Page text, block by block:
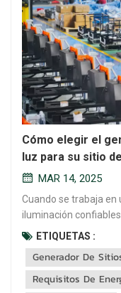
Cómo elegir el
luz para su sitio
MAR 14, 2025
Cuando se trabaja en
iluminación
las operaciones
Generadores Con las torres de luz proporcionan una solución
versátil, ofreciendo
equipo p...
ETIQUETAS :
Generador De
Requisitos De